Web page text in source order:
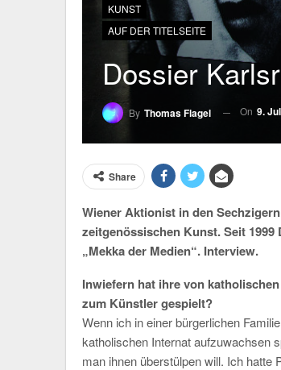
KUNST
AUF DER TITELSEITE
Dossier
By Thomas Flagel On 9.
Share
Wiener Aktionist in den
zeitgenössischen Kunst. Seit
„Mekka der Medien“. Interview.
Inwiefern hat ihre von
zum Künstler gespielt?
Wenn ich in einer bürgerlichen
katholischen Internat aufzuwachsen
man ihnen überstülpen will. Ich